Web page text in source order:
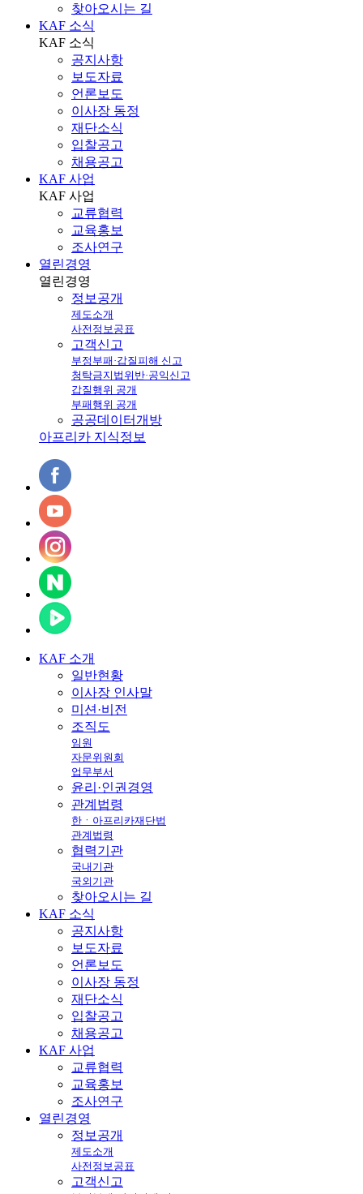
찾아오시는 길
KAF 소식
KAF 소식
공지사항
보도자료
언론보도
이사장 동정
재단소식
입찰공고
채용공고
KAF 사업
KAF 사업
교류협력
교육홍보
조사연구
열린경영
열린경영
정보공개
제도소개
사전정보공표
고객신고
부정부패·갑질피해 신고
청탁금지법위반·공익신고
갑질행위 공개
부패행위 공개
공공데이터개방
아프리카 지식정보
KAF 소개
일반현황
이사장 인사말
미션·비전
조직도
임원
자문위원회
업무부서
윤리·인권경영
관계법령
한ㆍ아프리카재단법
관계법령
협력기관
국내기관
국외기관
찾아오시는 길
KAF 소식
공지사항
보도자료
언론보도
이사장 동정
재단소식
입찰공고
채용공고
KAF 사업
교류협력
교육홍보
조사연구
열린경영
정보공개
제도소개
사전정보공표
고객신고